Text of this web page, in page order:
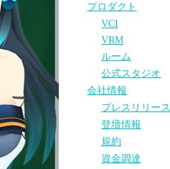
プロダクト
VCI
VRM
ルーム
公式スタジオ
会社情報
プレスリリース
登壇情報
規約
資金調達